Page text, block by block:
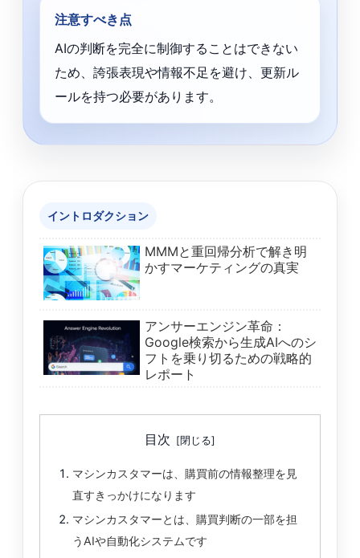
注意すべき点
AIの判断を完全に制御することはできない
ため、誇張表現や情報不足を避け、更新ル
ールを持つ必要があります。
イントロダクション
MMMと重回帰分析で解き明
かすマーケティングの真実
アンサーエンジン革命：
Google検索から生成AIへのシ
フトを乗り切るための戦略的
レポート
目次
マシンカスタマーは、購買前の情報整理を見
直すきっかけになります
マシンカスタマーとは、購買判断の一部を担
うAIや自動化システムです